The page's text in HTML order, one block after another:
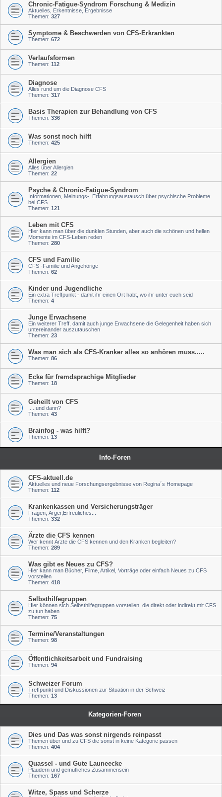
Chronic-Fatigue-Syndrom Forschung & Medizin
Aktuelles, Erkentnisse, Ergebnisse
Themen: 327
Symptome & Beschwerden von CFS-Erkrankten
Themen: 672
Verlaufsformen
Themen: 112
Diagnose
Alles rund um die Diagnose CFS
Themen: 317
Basis Therapien zur Behandlung von CFS
Themen: 336
Was sonst noch hilft
Themen: 425
Allergien
Alles über Allergien
Themen: 22
Psyche & Chronic-Fatigue-Syndrom
Informationen, Meinungs-, Erfahrungsaustausch über psychische Probleme
bei CFS
Themen: 121
Leben mit CFS
Hier kann man über die dunklen Stunden, aber auch die schönen und hellen
Momente im CFS-Leben reden
Themen: 280
CFS und Familie
CFS -Familie und Angehörige
Themen: 62
Kinder und Jugendliche
Ein extra Treffpunkt - damit ihr einen Ort habt, wo ihr unter euch seid
Themen: 4
Junge Erwachsene
Ein weiterer Treff, damit auch junge Erwachsene die Gelegenheit haben sich
untereinander auszutauschen
Themen: 23
Was man sich als CFS-Kranker alles so anhören muss.....
Themen: 86
Ecke für fremdsprachige Mitglieder
Themen: 18
Geheilt von CFS
.....und dann?
Themen: 43
Brainfog - was hilft?
Themen: 13
Info-Foren
CFS-aktuell.de
Aktuelles und neue Forschungsergebnisse von Regina´s Homepage
Themen: 112
Krankenkassen und Versicherungsträger
Fragen, Ärger,Erfreuliches...
Themen: 332
Ärzte die CFS kennen
Wer kennt Ärzte die CFS kennen und den Kranken begleiten?
Themen: 289
Was gibt es Neues zu CFS?
Hier kann man Bücher, Filme, Artikel, Vorträge oder einfach Neues zu CFS
vorstellen
Themen: 418
Selbsthilfegruppen
Hier können sich Selbsthilfegruppen vorstellen, die direkt oder indirekt mit CFS
zu tun haben
Themen: 75
Termine/Veranstaltungen
Themen: 98
Öffentlichkeitsarbeit und Fundraising
Themen: 94
Schweizer Forum
Treffpunkt und Diskussionen zur Situation in der Schweiz
Themen: 13
Kategorien-Foren
Dies und Das was sonst nirgends reinpasst
Themen über und zu CFS die sonst in keine Kategorie passen
Themen: 404
Quassel - und Gute Launeecke
Plaudern und gemütliches Zusammensein
Themen: 167
Witze, Spass und Scherze